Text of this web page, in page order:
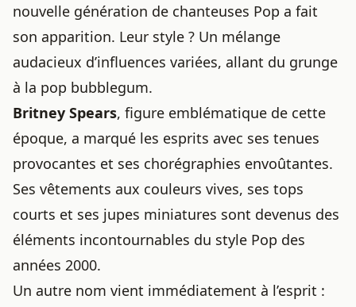
nouvelle génération de chanteuses Pop a fait
son apparition. Leur style ? Un mélange
audacieux d’influences variées, allant du grunge
à la pop bubblegum.
Britney Spears, figure emblématique de cette
époque, a marqué les esprits avec ses tenues
provocantes et ses chorégraphies envoûtantes.
Ses vêtements aux couleurs vives, ses tops
courts et ses jupes miniatures sont devenus des
éléments incontournables du style Pop des
années 2000.
Un autre nom vient immédiatement à l’esprit :